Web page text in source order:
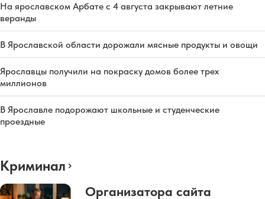
На ярославском Арбате с 4 августа закрывают летние
веранды
В Ярославской области дорожали мясные продукты и овощи
Ярославцы получили на покраску домов более трех
миллионов
В Ярославле подорожают школьные и студенческие
проездные
Криминал
Организатора сайта